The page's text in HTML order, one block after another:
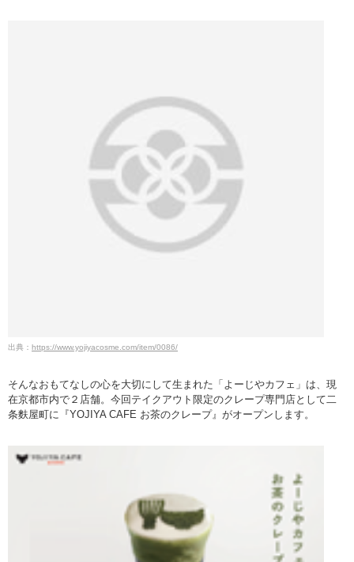
出典： https://www.yojiyacosme.com/item/0086/
そんなおもてなしの心を大切にして生まれた「よーじやカフェ」は、現
在京都市内で２店舗。今回テイクアウト限定のクレープ専門店として二
条麩屋町に『YOJIYA CAFE お茶のクレープ』がオープンします。